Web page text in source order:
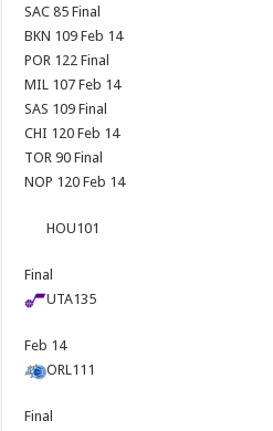
SAC 85 Final
BKN 109 Feb 14
POR 122 Final
MIL 107 Feb 14
SAS 109 Final
CHI 120 Feb 14
TOR 90 Final
NOP 120 Feb 14
HOU101
Final
UTA135
Feb 14
ORL111
Final